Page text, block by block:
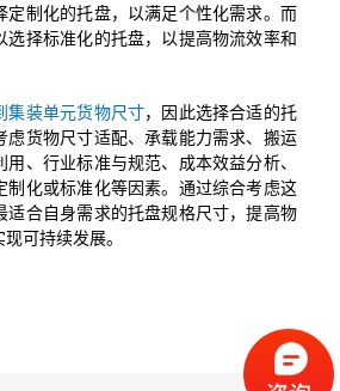
定制化的托盘，以满足个性化需求。而
选择标准化的托盘，以提高物流效率和
集装单元货物尺寸，因此选择合适的托
虑货物尺寸适配、承载能力需求、搬运
、行业标准与规范、成本效益分析、
制化或标准化等因素。通过综合考虑这
适合自身需求的托盘规格尺寸，提高物
可持续发展。